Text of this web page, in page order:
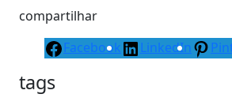
compartilhar
Facebook
LinkedIn
tags